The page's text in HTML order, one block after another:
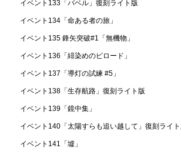
イベント133「バベル」復刻ライト版
イベント134「命ある者の旅」
イベント135 鋒矢突破#1「無機物」
イベント136「緋染めのビロード」
イベント137「導灯の試練 #5」
イベント138「生存航路」復刻ライト版
イベント139「鏡中集」
イベント140「太陽すらも追い越して」復刻ライ
イベント141「墟」